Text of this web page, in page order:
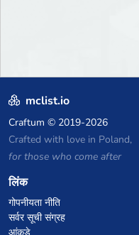
mclist.io
Craftum © 2019-2026
Crafted with love in Poland,
for those who come after
लिंक
गोपनीयता नीति
सर्वर सूची संग्रह